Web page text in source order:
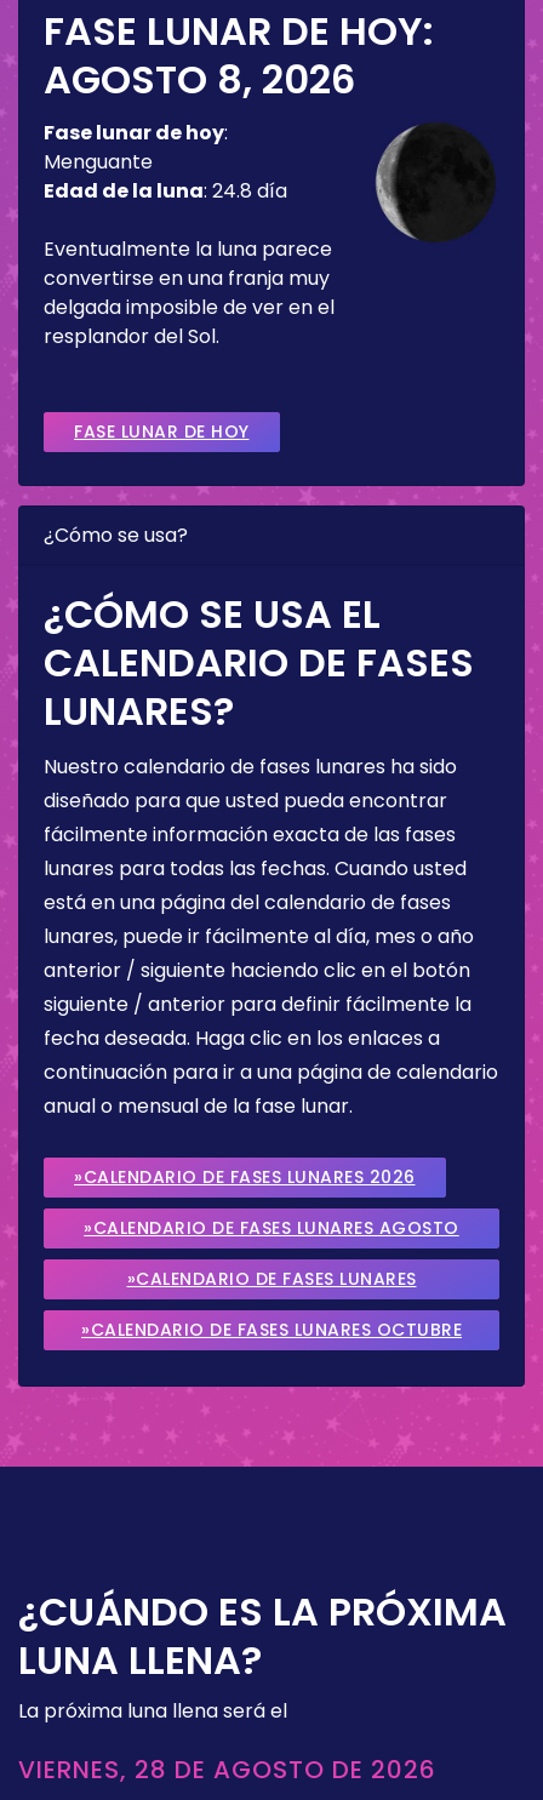
FASE LUNAR DE HOY:
AGOSTO 8, 2026
Fase lunar de hoy:
Menguante
Edad de la luna: 24.8 día
Eventualmente la luna parece
convertirse en una franja muy
delgada imposible de ver en el
resplandor del Sol.
FASE LUNAR DE HOY
¿Cómo se usa?
¿CÓMO SE USA EL
CALENDARIO DE FASES
LUNARES?
Nuestro calendario de fases lunares ha sido
diseñado para que usted pueda encontrar
fácilmente información exacta de las fases
lunares para todas las fechas. Cuando usted
está en una página del calendario de fases
lunares, puede ir fácilmente al día, mes o año
anterior / siguiente haciendo clic en el botón
siguiente / anterior para definir fácilmente la
fecha deseada. Haga clic en los enlaces a
continuación para ir a una página de calendario
anual o mensual de la fase lunar.
»CALENDARIO DE FASES LUNARES 2026
»CALENDARIO DE FASES LUNARES AGOSTO
2026
»CALENDARIO DE FASES LUNARES
SEPTIEMBRE 2026
»CALENDARIO DE FASES LUNARES OCTUBRE
¿CUÁNDO ES LA PRÓXIMA
LUNA LLENA?
La próxima luna llena será el
VIERNES, 28 DE AGOSTO DE 2026